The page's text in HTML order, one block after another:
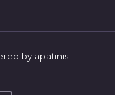
by apatinis-